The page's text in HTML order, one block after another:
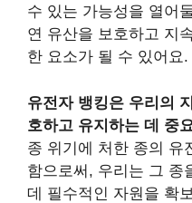
수 있는 가능성을 열어
연 유산을 보호하고 지
한 요소가 될 수 있어요.
유전자 뱅킹은 우리의
호하고 유지하는 데 중
종 위기에 처한 종의 유
함으로써, 우리는 그 종
데 필수적인 자원을 확